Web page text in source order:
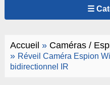
☰
Accueil » Caméras /
» Réveil Caméra Espion
bidirectionnel IR